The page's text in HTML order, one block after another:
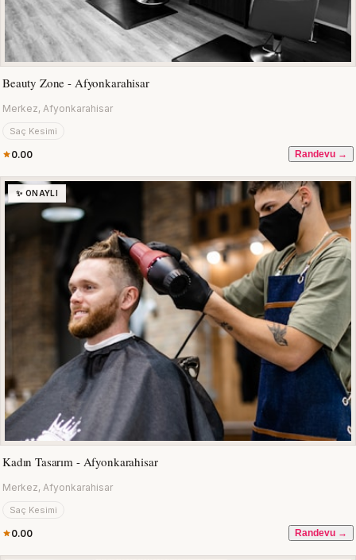
Beauty Zone - Afyonkarahisar
Merkez, Afyonkarahisar
Saç Kesimi
0.00 Randevu →
✨ ONAYLI
Kadın Tasarım - Afyonkarahisar
Merkez, Afyonkarahisar
Saç Kesimi
0.00 Randevu →